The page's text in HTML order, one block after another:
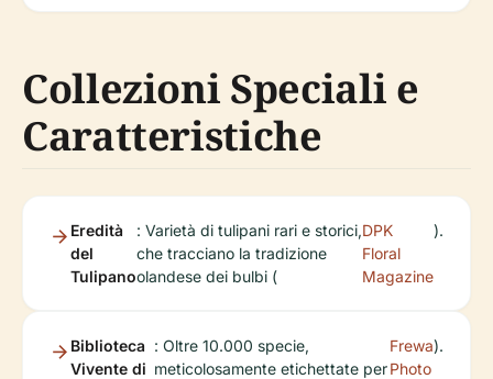
Collezioni Speciali e
Caratteristiche
Eredità
del
Tulipano
: Varietà di tulipani rari e storici,
che tracciano la tradizione
olandese dei bulbi (
DPK
Floral
Magazine
).
Biblioteca
Vivente di
: Oltre 10.000 specie,
meticolosamente etichettate per
Frewa
Photo
).